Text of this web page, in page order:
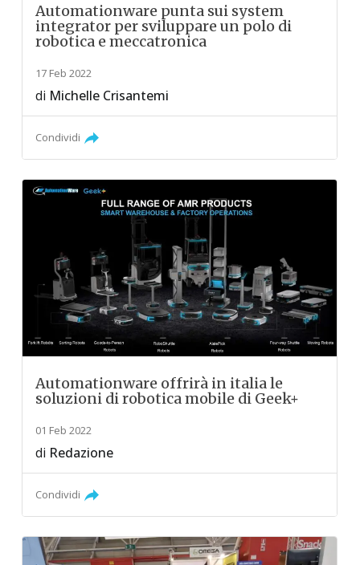
Automationware punta sui system
integrator per sviluppare un polo di
robotica e meccatronica
17 Feb 2022
di Michelle Crisantemi
Condividi
Automationware offrirà in italia le
soluzioni di robotica mobile di Geek+
01 Feb 2022
di Redazione
Condividi